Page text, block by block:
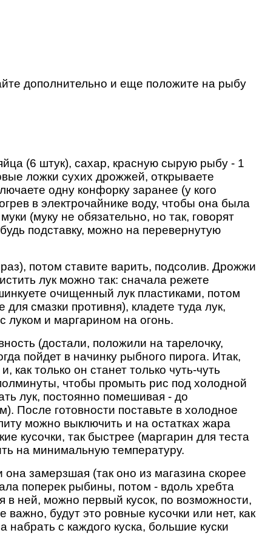
дополнительно и еще положите на рыбу
(6 штук), сахар, красную сырую рыбу - 1
ложки сухих дрожжей, открываете
одну конфорку заранее (у кого
в электрочайнике воду, чтобы она была
(муку не обязательно, но так, говорят
подставку, можно на перевернутую
потом ставите варить, подсолив. Дрожжи
лук можно так: сначала режете
очищенный лук пластиками, потом
смазки противня), кладете туда лук,
луком и маргарином на огонь.
(достали, положили на тарелочку,
пойдет в начинку рыбного пирога. Итак,
только он станет только чуть-чуть
чтобы промыть рис под холодной
лук, постоянно помешивая - до
После готовности поставьте в холодное
можно выключить и на остатках жара
кусочки, так быстрее (маргарин для теста
на минимальную температуру.
замерзшая (так оно из магазина скорее
поперек рыбины, потом - вдоль хребта
в ней, можно первый кусок, по возможности,
будут это ровные кусочки или нет, как
с каждого куска, большие куски